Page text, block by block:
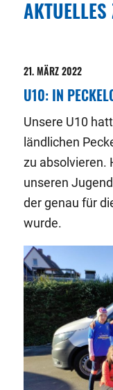
21. MÄRZ 2022
U10: IN
Unsere U10
ländlichen
zu absolvieren.
unseren
der genau für
wurde.